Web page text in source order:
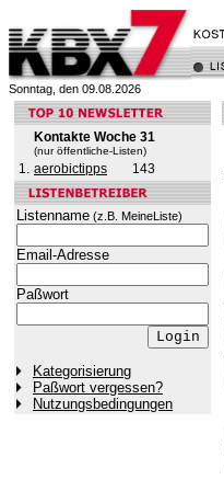
Sonntag, den 09.08.2026
Kontakte Woche 31
(nur öffentliche-Listen)
1. aerobictipps 143
Listenname (z.B. MeineListe)
Email-Adresse
Paßwort
Kategorisierung
Paßwort vergessen?
Nutzungsbedingungen